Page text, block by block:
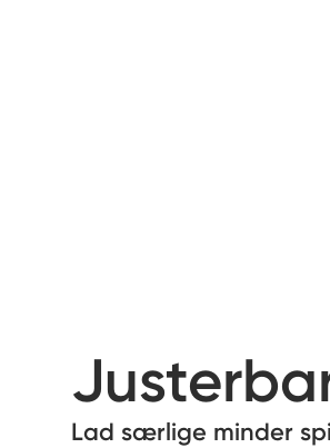
Lad særlige minder